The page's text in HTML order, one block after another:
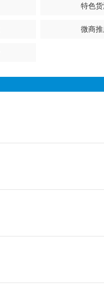
特色
微商